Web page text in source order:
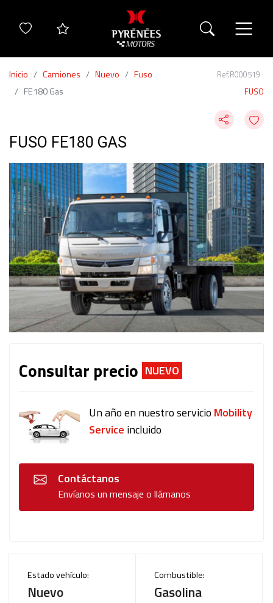
Inicio Camiones Nuevo
Fuso
FE180 Gas
Ref.R000519 ·
FUSO
FUSO FE180 GAS
Consultar precio NUEVO
Un año en nuestro servicio Mobility
Service incluido
Contáctanos
Envíanos un mensaje o llámanos
Estado vehículo:
Nuevo
Combustible:
Gasolina